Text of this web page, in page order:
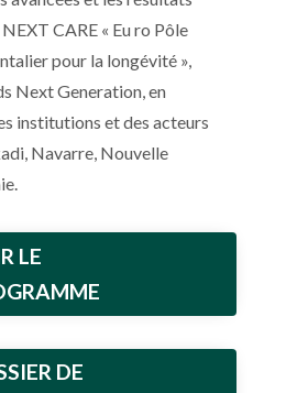
CARE « Eu ro Pôle
pour la longévité »,
Next Generation, en
institutions et des acteurs
Navarre, Nouvelle
LE
DE